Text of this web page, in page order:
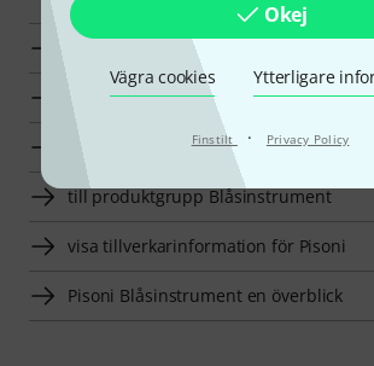
Okej
Vägra cookies Ytterligare
Finstilt · Privacy Policy
Pisoni Vaddering för Blåsinstrument
till produktgrupp Vaddering för
till produktgrupp Tillbehör
till produktgrupp Blåsinstrument
visa tillverkarinformation för Pisoni
Pisoni Blåsinstrument en överblick